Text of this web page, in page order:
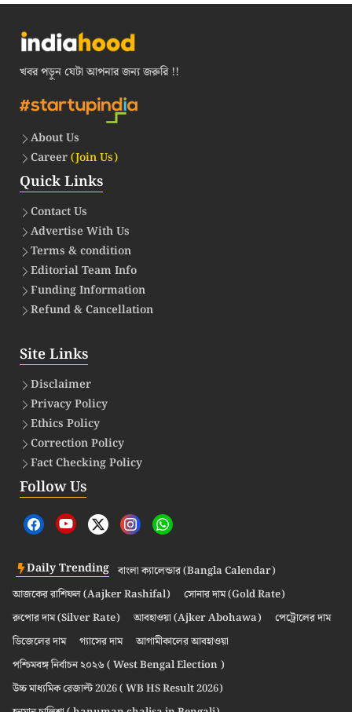
খবর পড়ুন যেটা আপনার জন্য জরুরি !!
About Us
Career(Join Us)
Quick Links
Contact Us
Advertise With Us
Terms & condition
Editorial Team Info
Funding Information
Refund & Cancellation
Site Links
Disclaimer
Privacy Policy
Ethics Policy
Correction Policy
Fact Checking Policy
Follow Us
Daily Trending বাংলা ক্যালেন্ডার (Bangla Calendar)
আজকের রাশিফল (Aajker Rashifal)
সোনার দাম (Gold Rate)
রুপোর দাম (Silver Rate)
আবহাওয়া (Ajker Abohawa)
পেট্রোলের দাম
ডিজেলের দাম
গ্যাসের দাম
আগামীকালের আবহাওয়া
পশ্চিমবঙ্গ নির্বাচন ২০২৬ ( West Bengal Election )
উচ্চ মাধ্যমিক রেজাল্ট 2026 ( WB HS Result 2026)